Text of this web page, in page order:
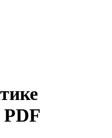
PDF